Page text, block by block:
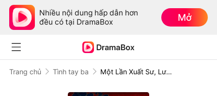
Nhiều nội dung hấp dẫn hơn
đều có tại DramaBox
Mở
Trang chủ Tình tay ba Một Lần Xuất Sư, Lưu Danh Muôn Thuở